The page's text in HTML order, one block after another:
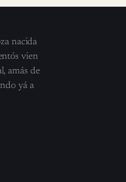
nacida
vien
amás de
yá a